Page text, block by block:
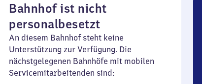
Bahnhof ist nicht
personalbesetzt
An diesem Bahnhof steht keine
Unterstützung zur Verfügung. Die
nächstgelegenen Bahnhöfe mit mobilen
Servicemitarbeitenden sind: